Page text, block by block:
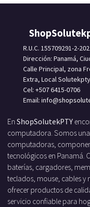
R.U.C. 155709291-2-
Dirección: Panamá,
Calle Principal, zona
Extra, Local
Cel: +507 6415-0706
Email: info
En ShopSolutekPTY
computadora. Somos
computadoras,
tecnológicos en Panamá.
baterías, cargadores,
teclados, mouse, cables
ofrecer productos de
servicio confiable para